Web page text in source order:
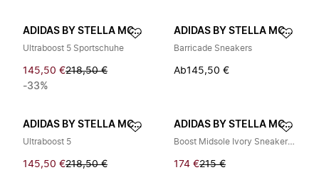
ADIDAS BY STELLA MCCARTNEY
Ultraboost 5 Sportschuhe
145,50 €218,50 €
-33%
ADIDAS BY STELLA MCCARTNEY
Barricade Sneakers
Ab145,50 €
ADIDAS BY STELLA MCCARTNEY
Ultraboost 5
145,50 €218,50 €
ADIDAS BY STELLA MCCARTNEY
Boost Midsole Ivory Sneakers Mesh
174 €215 €